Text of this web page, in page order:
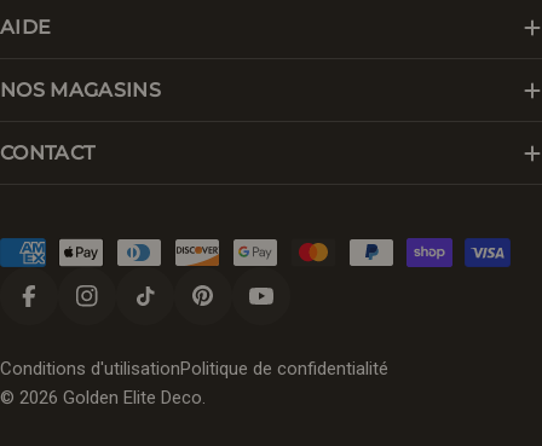
AIDE
NOS MAGASINS
CONTACT
Modes
paiement
FacebookInstagramTik TokPinterest
© 2026 Golden Elite Deco.
Conditions d'utilisationPolitique de confidentialité